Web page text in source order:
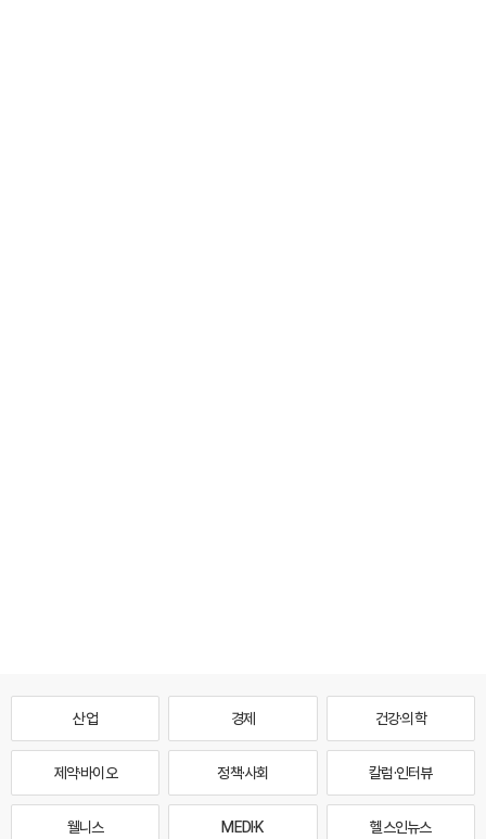
산업 경제 건강·의학
제약·바이오 정책·사회 칼럼·인터뷰
웰니스 MEDI·K 헬스인뉴스